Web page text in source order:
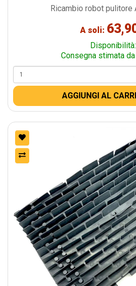
Ricambio robot pulitore
A soli:
Disponibilità:
Consegna stimata
AGGIUNGI AL